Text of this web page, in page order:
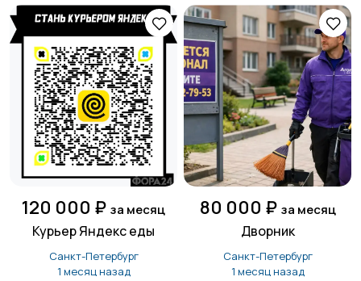
120 000 ₽ за месяц
Курьер Яндекс еды
Санкт-Петербург
1 месяц назад
80 000 ₽ за месяц
Дворник
Санкт-Петербург
1 месяц назад